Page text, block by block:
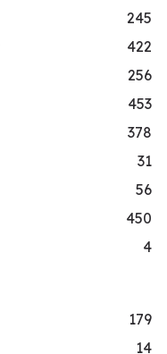
245
422
256
453
378
31
56
450
4
179
14